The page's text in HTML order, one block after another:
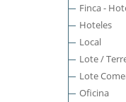
Finca -
Hoteles
Local
Lote /
Lote
Oficina